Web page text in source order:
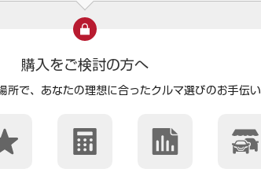
購入をご検討の方へ
所で、 あなたの理想に合ったクルマ選びのお手伝い